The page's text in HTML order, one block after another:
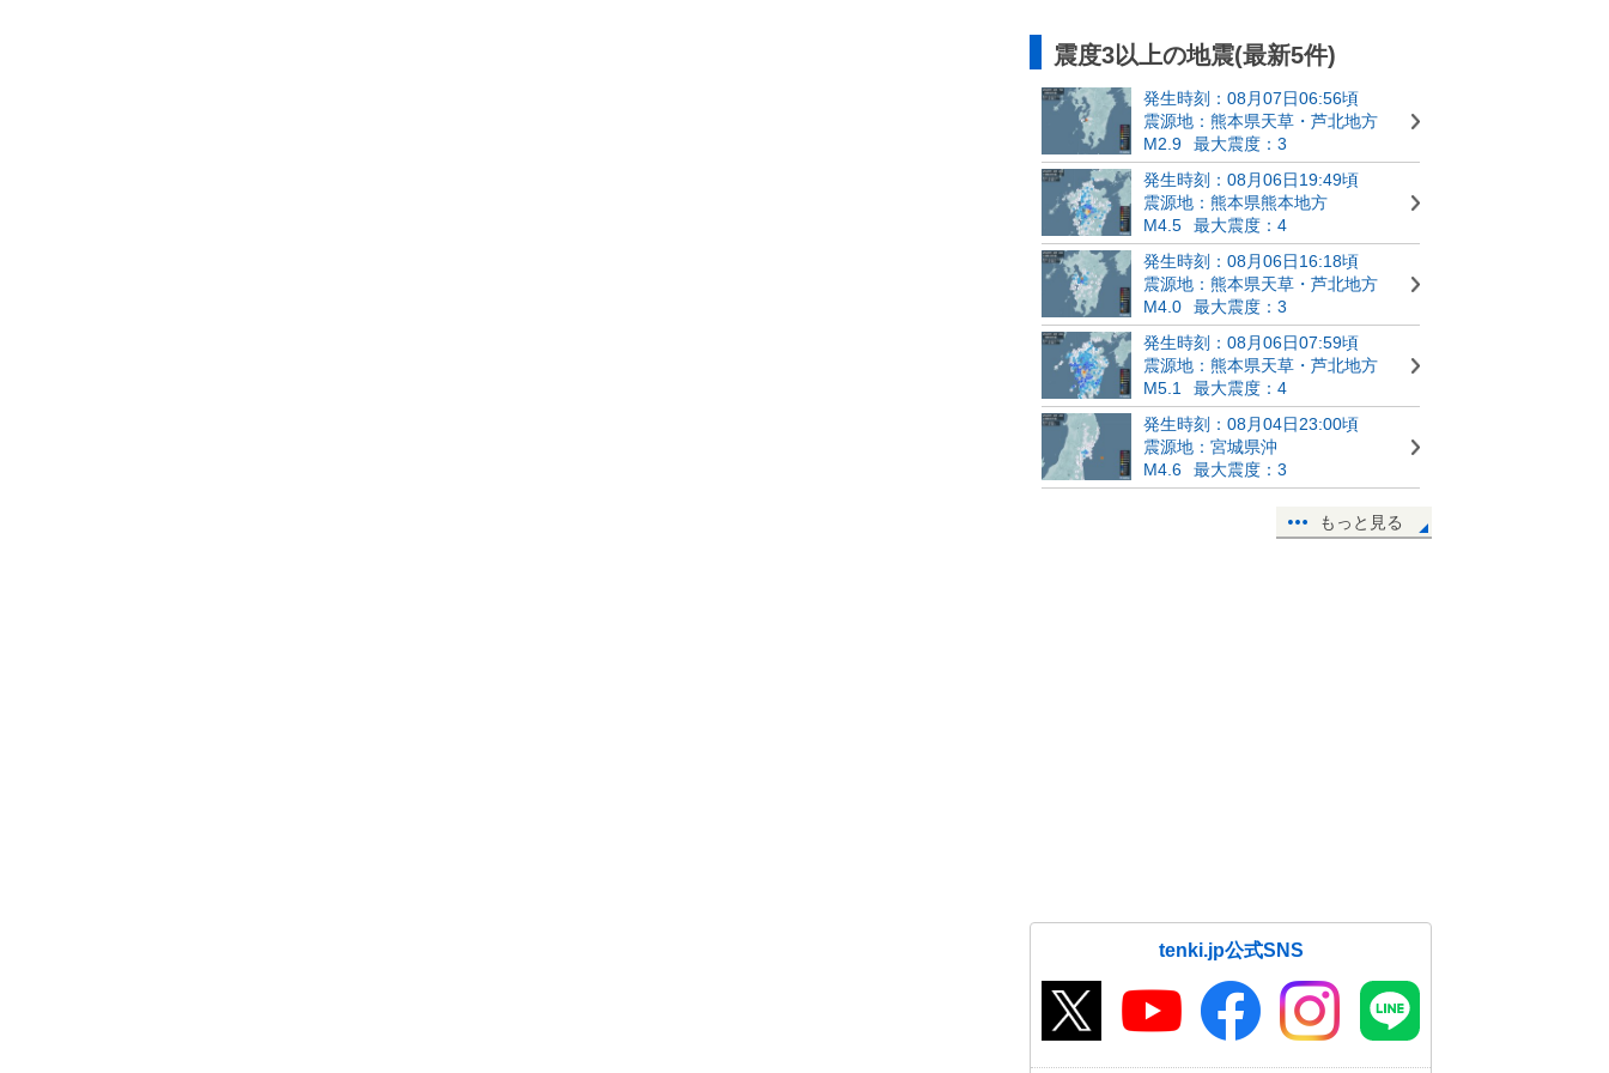
震度3以上の地震(最新5件)
発生時刻：08月07日06:56頃
震源地：熊本県天草・芦北地方
M2.9
最大震度：3
発生時刻：08月06日19:49頃
震源地：熊本県熊本地方
M4.5
最大震度：4
発生時刻：08月06日16:18頃
震源地：熊本県天草・芦北地方
M4.0
最大震度：3
発生時刻：08月06日07:59頃
震源地：熊本県天草・芦北地方
M5.1
最大震度：4
発生時刻：08月04日23:00頃
震源地：宮城県沖
M4.6
最大震度：3
もっと見る
tenki.jp公式SNS